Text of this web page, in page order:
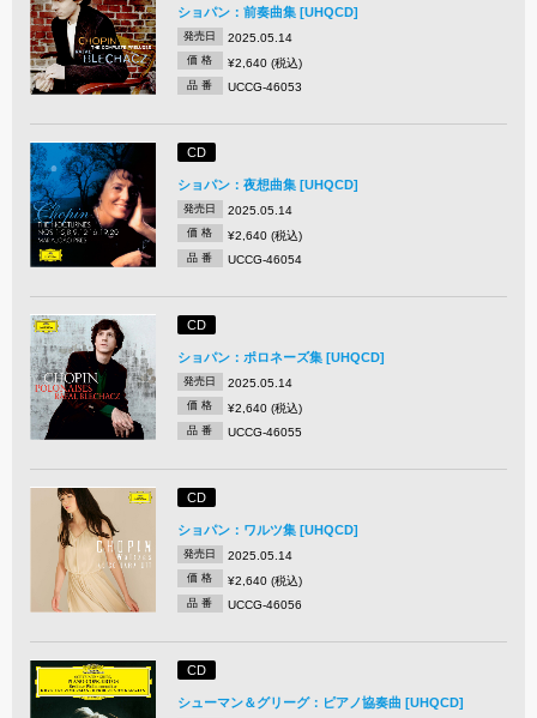
ショパン：前奏曲集 [UHQCD]
発売日 2025.05.14
価 格 ¥2,640 (税込)
品 番 UCCG-46053
CD
ショパン：夜想曲集 [UHQCD]
発売日 2025.05.14
価 格 ¥2,640 (税込)
品 番 UCCG-46054
CD
ショパン：ポロネーズ集 [UHQCD]
発売日 2025.05.14
価 格 ¥2,640 (税込)
品 番 UCCG-46055
CD
ショパン：ワルツ集 [UHQCD]
発売日 2025.05.14
価 格 ¥2,640 (税込)
品 番 UCCG-46056
CD
シューマン＆グリーグ：ピアノ協奏曲 [UHQCD]